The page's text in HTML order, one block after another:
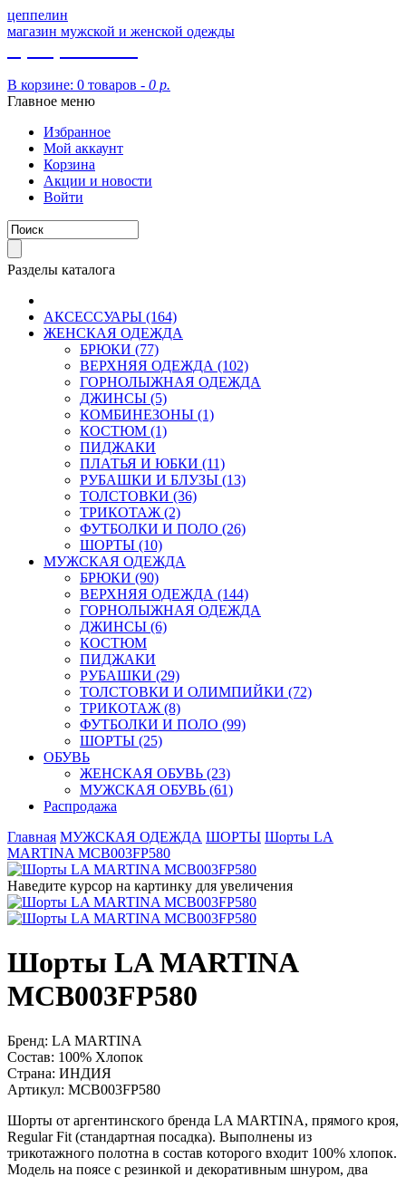
цеппелин
магазин мужской и женской одежды
В корзине: 0 товаров - 0 р.
Главное меню
Избранное
Мой аккаунт
Корзина
Акции и новости
Войти
Разделы каталога
АКСЕССУАРЫ (164)
ЖЕНСКАЯ ОДЕЖДА
БРЮКИ (77)
ВЕРХНЯЯ ОДЕЖДА (102)
ГОРНОЛЫЖНАЯ ОДЕЖДА
ДЖИНСЫ (5)
КОМБИНЕЗОНЫ (1)
КОСТЮМ (1)
ПИДЖАКИ
ПЛАТЬЯ И ЮБКИ (11)
РУБАШКИ И БЛУЗЫ (13)
ТОЛСТОВКИ (36)
ТРИКОТАЖ (2)
ФУТБОЛКИ И ПОЛО (26)
ШОРТЫ (10)
МУЖСКАЯ ОДЕЖДА
БРЮКИ (90)
ВЕРХНЯЯ ОДЕЖДА (144)
ГОРНОЛЫЖНАЯ ОДЕЖДА
ДЖИНСЫ (6)
КОСТЮМ
ПИДЖАКИ
РУБАШКИ (29)
ТОЛСТОВКИ И ОЛИМПИЙКИ (72)
ТРИКОТАЖ (8)
ФУТБОЛКИ И ПОЛО (99)
ШОРТЫ (25)
ОБУВЬ
ЖЕНСКАЯ ОБУВЬ (23)
МУЖСКАЯ ОБУВЬ (61)
Распродажа
Главная МУЖСКАЯ ОДЕЖДА ШОРТЫ Шорты LA
MARTINA MCB003FP580
Наведите курсор на картинку для увеличения
Шорты LA MARTINA
MCB003FP580
Бренд: LA MARTINA
Состав: 100% Хлопок
Страна: ИНДИЯ
Артикул: MCB003FP580
Шорты от аргентинского бренда LA MARTINA, прямого кроя,
Regular Fit (стандартная посадка). Выполнены из
трикотажного полотна в состав которого входит 100% хлопок.
Модель на поясе с резинкой и декоративным шнуром, два